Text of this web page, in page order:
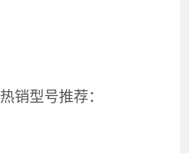
热销型号推荐：